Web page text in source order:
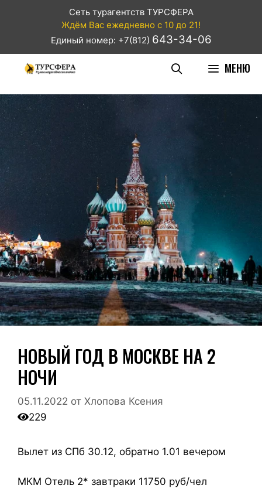
Сеть турагентств ТУРСФЕРА
Ждём Вас ежедневно с 10 до 21!
Единый номер: +7(812) 643-34-06
МЕНЮ
НОВЫЙ ГОД В МОСКВЕ НА 2
НОЧИ
05.11.2022 от Хлопова Ксения
229
Вылет из СПб 30.12, обратно 1.01 вечером
МКМ Отель 2* завтраки 11750 руб/чел